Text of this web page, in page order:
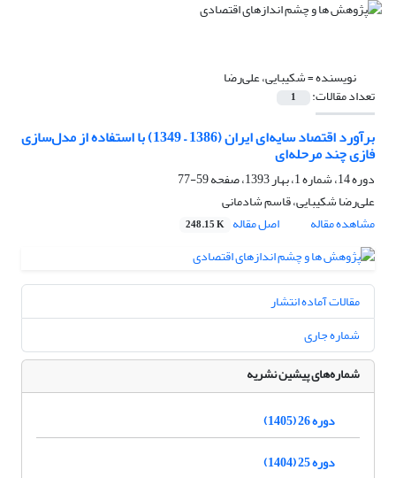
نویسنده =شکیبایی، علی‌رضا
تعداد مقالات: 1
برآورد اقتصاد سایه‌ای ایران (1386 – 1349) با استفاده از مدل‌سازی
فازی چند مرحله‌ای
دوره 14، شماره 1، بهار 1393، صفحه
59-77
علی‌رضا شکیبایی، قاسم شادمانی
مشاهده مقاله
اصل مقاله 248.15 K
مقالات آماده انتشار
شماره جاری
شماره‌های پیشین نشریه
دوره 26 (1405)
دوره 25 (1404)